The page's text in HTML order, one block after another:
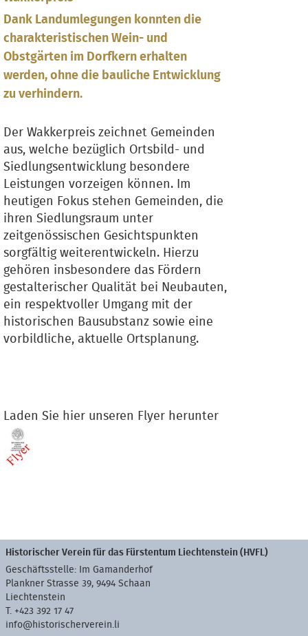
Dank Landumlegungen konnten die
charakteristischen Wein- und
Obstgärten im Dorfkern erhalten
werden, ohne die bauliche Entwicklung
zu verhindern.
Der Wakkerpreis zeichnet Gemeinden
aus, welche bezüglich Ortsbild- und
Siedlungsentwicklung besondere
Leistungen vorzeigen können. Im
heutigen Fokus stehen Gemeinden, die
ihren Siedlungsraum unter
zeitgenössischen Gesichtspunkten
sorgfältig weiterentwickeln. Hierzu
gehören insbesondere das Fördern
gestalterischer Qualität bei Neubauten,
ein respektvoller Umgang mit der
historischen Bausubstanz sowie eine
vorbildliche, aktuelle Ortsplanung.
Laden Sie hier unseren Flyer herunter
Historischer Verein für das Fürstentum Liechtenstein (HVFL)
Geschäftsstelle: Im Gamanderhof
Plankner Strasse 39, 9494 Schaan
Liechtenstein
T. +423 392 17 47
info@historischerverein.li